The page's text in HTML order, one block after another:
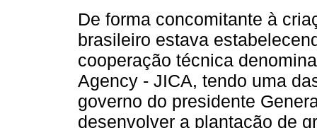
De forma concomitante à
brasileiro estava
cooperação técnica
Agency - JICA, tendo uma
governo do presidente
desenvolver a plantação de